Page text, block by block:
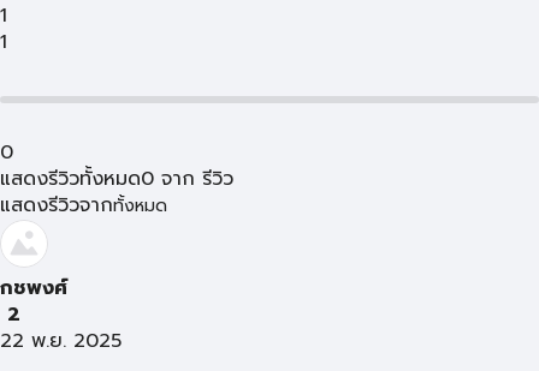
1
1
0
แสดงรีวิวทั้งหมด0 จาก รีวิว
แสดงรีวิวจากทั้งหมด
กชพงศ์
2
22 พ.ย. 2025